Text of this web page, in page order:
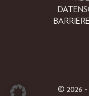
© 2026 -